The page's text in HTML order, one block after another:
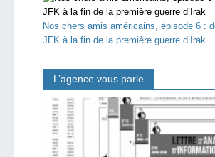
Nos chers amis américains, épisode 6 :
JFK à la fin de la première guerre d’Irak
L’agence vous parle